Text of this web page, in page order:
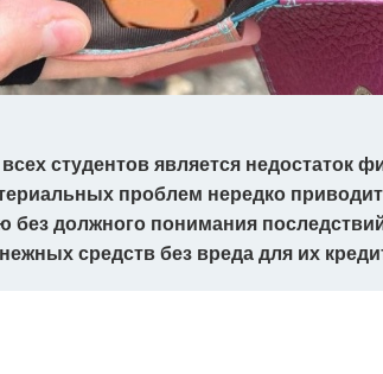
студентов является недостаток
проблем нередко
без должного понимания
средств без вреда для их